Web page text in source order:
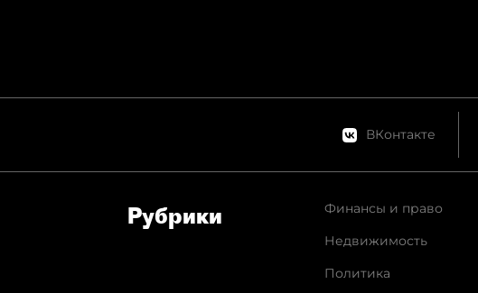
ВКонтакте
Рубрики
Финансы и право
Недвижимость
Политика